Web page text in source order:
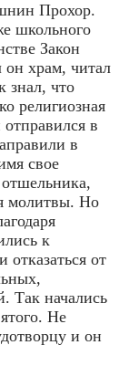
Прохор.
школьного
Закон
храм, читал
знал, что
религиозная
в
в
свое
молитвы. Но
к
от
Так начались
Не
и он